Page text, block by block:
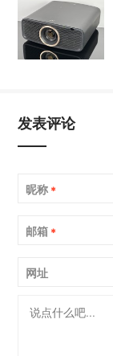
发表评论
昵称 *
邮箱 *
网址